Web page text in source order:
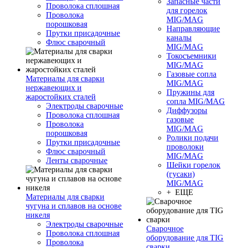
Проволока сплошная
Проволока
порошковая
Прутки присадочные
Флюс сварочный
Материалы для сварки
нержавеющих и
жаростойких сталей
Электроды сварочные
Проволока сплошная
Проволока
порошковая
Прутки присадочные
Флюс сварочный
Ленты сварочные
Материалы для сварки
чугуна и сплавов на основе
никеля
Электроды сварочные
Проволока сплошная
Проволока
для горелок
MIG/MAG
Направляющие
каналы
MIG/MAG
Токосъемники
MIG/MAG
Газовые сопла
MIG/MAG
Пружины для
сопла MIG/MAG
Диффузоры
газовые
MIG/MAG
Ролики подачи
проволоки
MIG/MAG
Шейки горелок
(гусаки)
MIG/MAG
+ ЕЩЕ
Сварочное
оборудование для TIG